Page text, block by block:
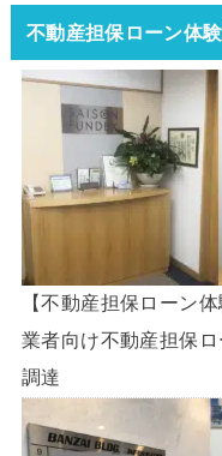
不動産担保ローン体
【不動産担保ローン
業者向け不動産担保
調達